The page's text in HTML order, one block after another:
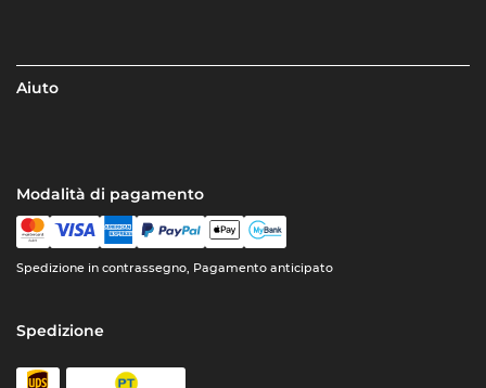
Aiuto
Modalità di pagamento
Spedizione in contrassegno, Pagamento anticipato
Spedizione